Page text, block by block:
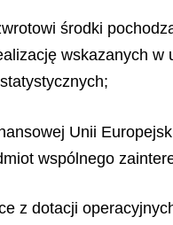
środki
wskazanych
Unii
wspólnego
z dotacji